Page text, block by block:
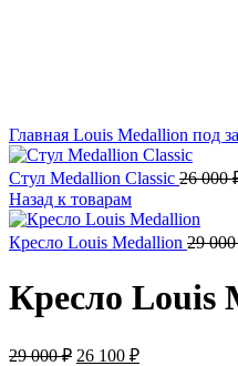
Главная Louis Medallion под
Стул Medallion Classic 26 000
Назад к товарам
Кресло Louis Medallion 29
Кресло Louis
29 000₽ 26 100 ₽